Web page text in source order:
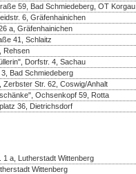
59, Bad Schmiedeberg, OT Korgau
6, Gräfenhainichen
a, Gräfenhainichen
41, Schlaitz
Rehsen
Dorfstr. 4, Sachau
Bad Schmiedeberg
Zerbster Str. 62, Coswig/Anhalt
Ochsenkopf 59, Rotta
36, Dietrichsdorf
1 a, Lutherstadt Wittenberg
Wittenberg